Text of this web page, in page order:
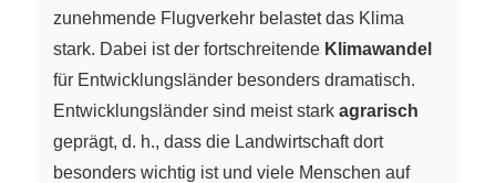
zunehmende Flugverkehr belastet das Klima
stark. Dabei ist der fortschreitende Klimawandel
für Entwicklungsländer besonders dramatisch.
Entwicklungsländer sind meist stark agrarisch
geprägt, d. h., dass die Landwirtschaft dort
besonders wichtig ist und viele Menschen auf